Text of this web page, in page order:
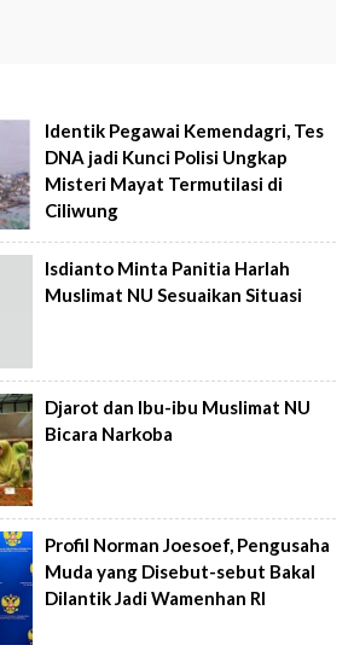
Identik Pegawai Kemendagri, Tes
DNA jadi Kunci Polisi Ungkap
Misteri Mayat Termutilasi di
Ciliwung
Isdianto Minta Panitia Harlah
Muslimat NU Sesuaikan Situasi
Djarot dan Ibu-ibu Muslimat NU
Bicara Narkoba
Profil Norman Joesoef, Pengusaha
Muda yang Disebut-sebut Bakal
Dilantik Jadi Wamenhan RI